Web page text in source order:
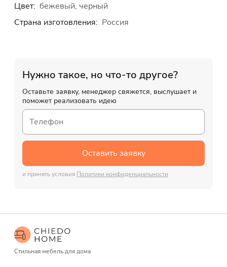
Цвет: бежевый, черный
Страна изготовления: Россия
Нужно такое, но что-то другое?
Оставьте заявку, менеджер свяжется, выслушает и
поможет реализовать идею
Оставить заявку
и принять условия Политики конфиденциальности
Стильная мебель для дома